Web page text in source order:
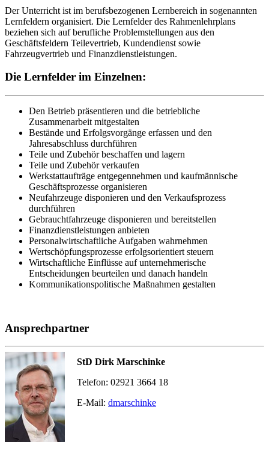
Der Unterricht ist im berufsbezogenen Lernbereich in sogenannten
Lernfeldern organisiert. Die Lernfelder des Rahmenlehrplans
beziehen sich auf berufliche Problemstellungen aus den
Geschäftsfeldern Teilevertrieb, Kundendienst sowie
Fahrzeugvertrieb und Finanzdienstleistungen.
Die Lernfelder im Einzelnen:
Den Betrieb präsentieren und die betriebliche
Zusammenarbeit mitgestalten
Bestände und Erfolgsvorgänge erfassen und den
Jahresabschluss durchführen
Teile und Zubehör beschaffen und lagern
Teile und Zubehör verkaufen
Werkstattaufträge entgegennehmen und kaufmännische
Geschäftsprozesse organisieren
Neufahrzeuge disponieren und den Verkaufsprozess
durchführen
Gebrauchtfahrzeuge disponieren und bereitstellen
Finanzdienstleistungen anbieten
Personalwirtschaftliche Aufgaben wahrnehmen
Wertschöpfungsprozesse erfolgsorientiert steuern
Wirtschaftliche Einflüsse auf unternehmerische
Entscheidungen beurteilen und danach handeln
Kommunikationspolitische Maßnahmen gestalten
Ansprechpartner
StD Dirk Marschinke
Telefon: 02921 3664 18
E-Mail: dmarschinke